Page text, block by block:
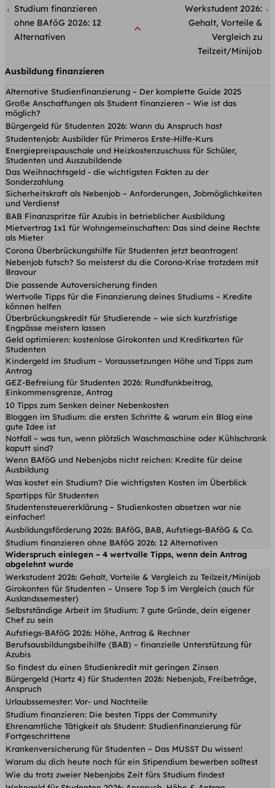
Studium finanzieren
ohne BAföG 2026: 12
Alternativen
Werkstudent 2026:
Gehalt, Vorteile &
Vergleich zu
Teilzeit/Minijob
Ausbildung finanzieren
Alternative Studienfinanzierung – Der komplette Guide 2025
Große Anschaffungen als Student finanzieren – Wie ist das
möglich?
Bürgergeld für Studenten 2026: Wann du Anspruch hast
Studentenjob: Ausbilder für Primeros Erste-Hilfe-Kurs
Energiepreispauschale und Heizkostenzuschuss für Schüler,
Studenten und Auszubildende
Das Weihnachtsgeld - die wichtigsten Fakten zu der
Sonderzahlung
Sicherheitskraft als Nebenjob – Anforderungen, Jobmöglichkeiten
und Verdienst
BAB Finanzspritze für Azubis in betrieblicher Ausbildung
Mietvertrag 1x1 für Wohngemeinschaften: Das sind deine Rechte
als Mieter
Corona Überbrückungshilfe für Studenten jetzt beantragen!
Nebenjob futsch? So meisterst du die Corona-Krise trotzdem mit
Bravour
Die passende Autoversicherung finden
Wertvolle Tipps für die Finanzierung deines Studiums – Kredite
können helfen
Überbrückungskredit für Studierende – wie sich kurzfristige
Engpässe meistern lassen
Geld optimieren: kostenlose Girokonten und Kreditkarten für
Studenten
Kindergeld im Studium ~ Voraussetzungen Höhe und Tipps zum
Antrag
GEZ-Befreiung für Studenten 2026: Rundfunkbeitrag,
Einkommensgrenze, Antrag
10 Tipps zum Senken deiner Nebenkosten
Bloggen im Studium: die ersten Schritte & warum ein Blog eine
gute Idee ist
Notfall – was tun, wenn plötzlich Waschmaschine oder Kühlschrank
kaputt sind?
Wenn BAföG und Nebenjobs nicht reichen: Kredite für deine
Ausbildung
Was kostet ein Studium? Die wichtigsten Kosten im Überblick
Spartipps für Studenten
Studentensteuererklärung ~ Studienkosten absetzen war nie
einfacher!
Ausbildungsförderung 2026: BAföG, BAB, Aufstiegs-BAföG & Co.
Studium finanzieren ohne BAföG 2026: 12 Alternativen
Widerspruch einlegen ~ 4 wertvolle Tipps, wenn dein Antrag
abgelehnt wurde
Werkstudent 2026: Gehalt, Vorteile & Vergleich zu Teilzeit/Minijob
Girokonten für Studenten ~ Unsere Top 5 im Vergleich (auch für
Auslandssemester)
Selbstständige Arbeit im Studium: 7 gute Gründe, dein eigener
Chef zu sein
Aufstiegs-BAföG 2026: Höhe, Antrag & Rechner
Berufsausbildungsbeihilfe (BAB) ~ finanzielle Unterstützung für
Azubis
So findest du einen Studienkredit mit geringen Zinsen
Bürgergeld (Hartz 4) für Studenten 2026: Nebenjob, Freibeträge,
Anspruch
Urlaubssemester: Vor- und Nachteile
Studium finanzieren: Die besten Tipps der Community
Ehrenamtliche Tätigkeit als Student: Studienfinanzierung für
Fortgeschrittene
Krankenversicherung für Studenten ~ Das MUSST Du wissen!
Warum du dich heute noch für ein Stipendium bewerben solltest
Wie du trotz zweier Nebenjobs Zeit fürs Studium findest